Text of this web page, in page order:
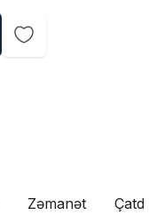
Zəmanət